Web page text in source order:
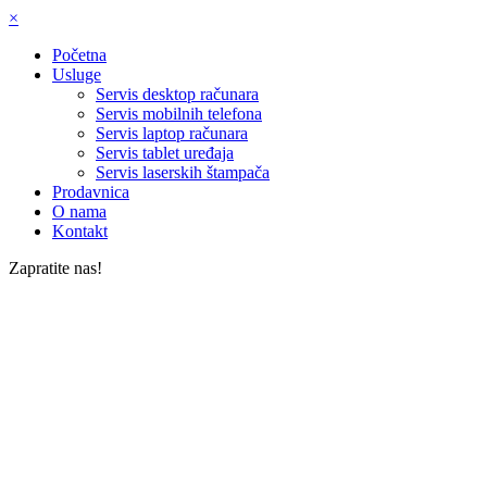
×
Početna
Usluge
Servis desktop računara
Servis mobilnih telefona
Servis laptop računara
Servis tablet uređaja
Servis laserskih štampača
Prodavnica
O nama
Kontakt
Zapratite nas!